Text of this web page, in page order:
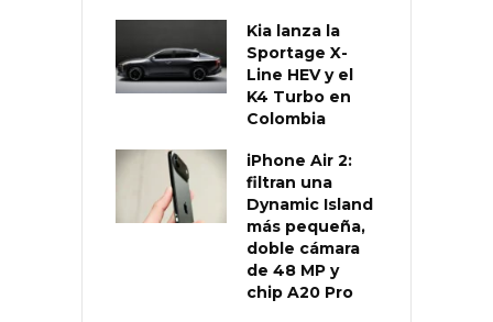
Kia lanza la
Sportage X-
Line HEV y el
K4 Turbo en
Colombia
iPhone Air 2:
filtran una
Dynamic Island
más pequeña,
doble cámara
de 48 MP y
chip A20 Pro